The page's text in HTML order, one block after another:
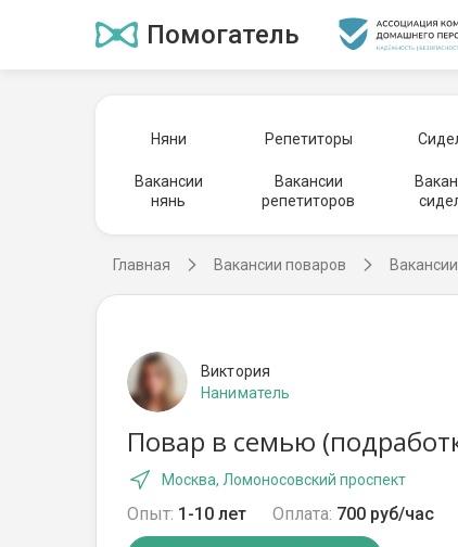
Помогатель
Няни Репетиторы
Вакансии
нянь
Вакансии
репетиторов
Главная Вакансии поваров
Виктория
Наниматель
Повар в семью
Москва, Ломоносовский проспект
Опыт: 1-10 лет Оплата: 700 руб/час